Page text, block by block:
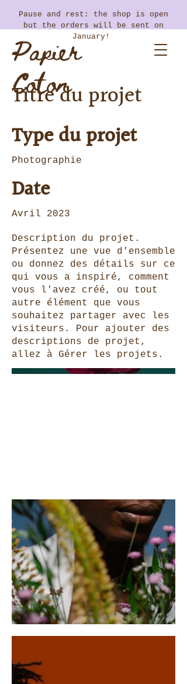
​Pause and rest: the shop is open
but the orders will be sent on
January!
Papier
Coton
Titre du projet
Type du projet
Photographie
Date
Avril 2023
Description du projet.
Présentez une vue d'ensemble
ou donnez des détails sur ce
qui vous a inspiré, comment
vous l'avez créé, ou tout
autre élément que vous
souhaitez partager avec les
visiteurs. Pour ajouter des
descriptions de projet,
allez à Gérer les projets.